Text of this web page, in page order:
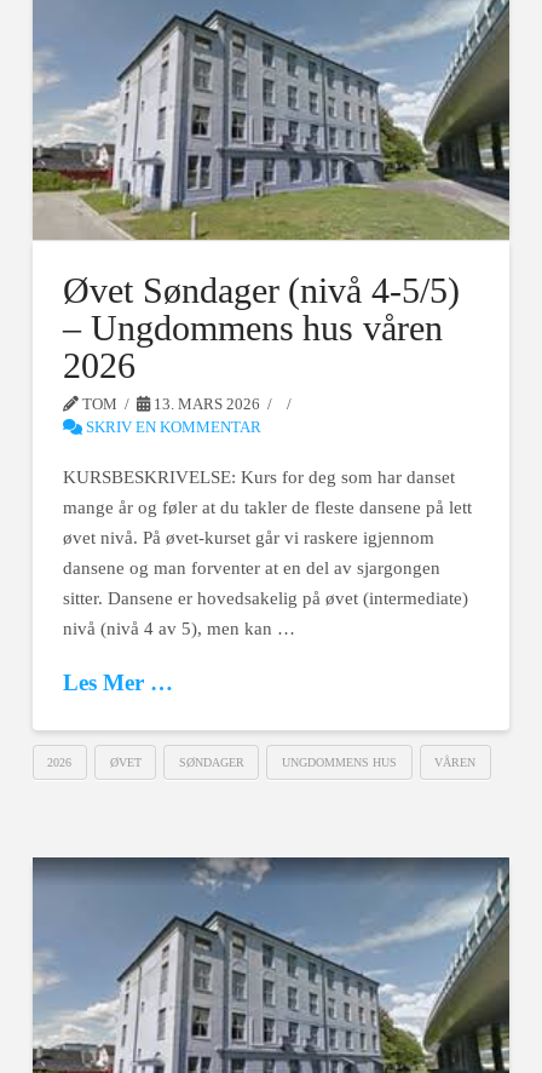
Øvet Søndager (nivå 4-5/5)
– Ungdommens hus våren
2026
TOM
13. MARS 2026
SKRIV EN KOMMENTAR
KURSBESKRIVELSE: Kurs for deg som har danset
mange år og føler at du takler de fleste dansene på lett
øvet nivå. På øvet-kurset går vi raskere igjennom
dansene og man forventer at en del av sjargongen
sitter. Dansene er hovedsakelig på øvet (intermediate)
nivå (nivå 4 av 5), men kan …
Les Mer …
2026 ØVET SØNDAGER UNGDOMMENS HUS VÅREN